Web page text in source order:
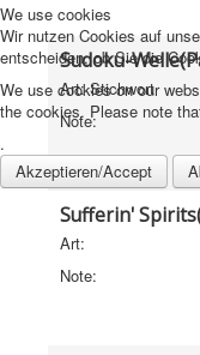
Sudoku-
Art: Stichwort
Note:
Sufferin'
Art:
Note:
We use cookies
Wir nutzen Cookies auf
entscheiden, ob Sie die
We use cookies on our
the cookies. Please note
.
Akzeptieren/Accept